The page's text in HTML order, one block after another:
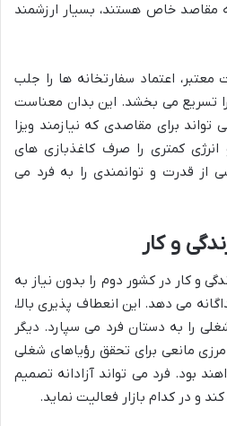
مقاصد خاص هستند، بسیار ارزشمند
اعتماد سفارتخانه ها را جلب
را تسریع می بخشد. این بدان معناست
برای مقاصدی که نیازمند ویزا
کمتری را صرف کاغذبازی های
از قدرت و توانمندی را به فرد می
و کار
و کار در کشور دوم را بدون نیاز به
می دهد. این انعطاف پذیری بالا،
را به دستان فرد می سپارد. دیگر
مانعی برای تحقق رؤیاهای شغلی
بود. فرد می تواند آزادانه تصمیم
و در کدام بازار فعالیت نماید.